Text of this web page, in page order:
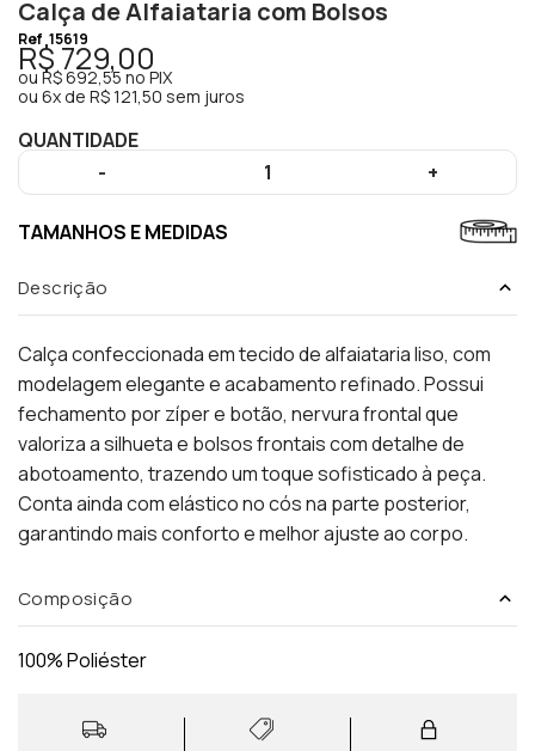
Calça de Alfaiataria com Bolsos
Ref 15619
R$ 729,00
ou R$ 692,55no PIX
ou 6x de R$ 121,50 sem juros
QUANTIDADE
-
1 +
TAMANHOS E MEDIDAS
Descrição
Calça confeccionada em tecido de alfaiataria liso, com
modelagem elegante e acabamento refinado. Possui
fechamento por zíper e botão, nervura frontal que
valoriza a silhueta e bolsos frontais com detalhe de
abotoamento, trazendo um toque sofisticado à peça.
Conta ainda com elástico no cós na parte posterior,
garantindo mais conforto e melhor ajuste ao corpo.
Composição
100% Poliéster